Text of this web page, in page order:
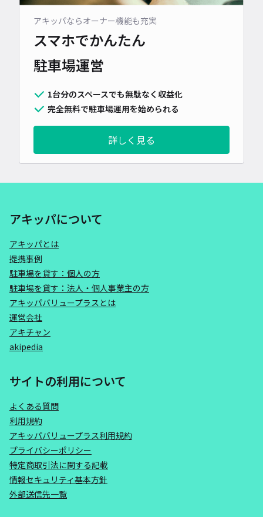
アキッパならオーナー機能も充実
スマホでかんたん
駐車場運営
1台分のスペースでも無駄なく収益化
完全無料で駐車場運用を始められる
詳しく見る
アキッパについて
アキッパとは
提携事例
駐車場を貸す：個人の方
駐車場を貸す：法人・個人事業主の方
アキッパバリュープラスとは
運営会社
アキチャン
akipedia
サイトの利用について
よくある質問
利用規約
アキッパバリュープラス利用規約
プライバシーポリシー
特定商取引法に関する記載
情報セキュリティ基本方針
外部送信先一覧